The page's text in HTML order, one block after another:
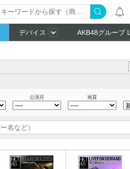
デバイス AKB48グループ
公演月 画質